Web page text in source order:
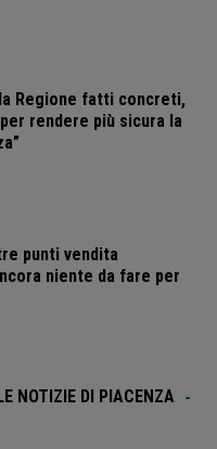
Regione fatti concreti,
rendere più sicura la
punti vendita
niente da fare per
NOTIZIE DI PIACENZA